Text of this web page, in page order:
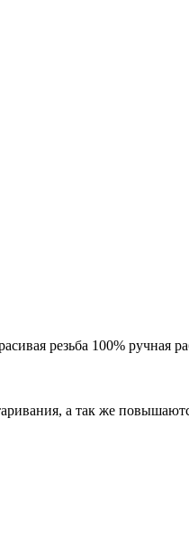
резьба 100% ручная
а так же